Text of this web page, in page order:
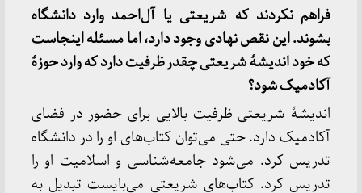
فراهم نکردند که شریعتی یا آل‌احمد وارد دانشگاه
بشوند. این نقص نهادی وجود دارد، اما مسئله اینجاست
که خود اندیشۀ شریعتی چقدر ظرفیت دارد که وارد حوزۀ
آکادمیک شود؟
اندیشۀ شریعتی ظرفیت بالایی برای حضور در فضای
آکادمیک دارد. حتی می‌توان کتاب‌های او را در دانشگاه
تدریس کرد. می‌شود جامعه‌شناسی و اسلامیت او را
تدریس کرد. کتاب‌های شریعتی می‌بایست تبدیل به